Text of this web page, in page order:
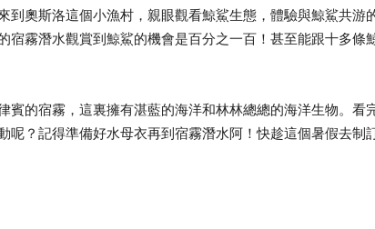
到奧斯洛這個小漁村，親眼觀看鯨鯊生態，體驗與鯨鯊共游
宿霧潛水觀賞到鯨鯊的機會是百分之一百！甚至能跟十多條
賓的宿霧，這裏擁有湛藍的海洋和林林總總的海洋生物。看
呢？記得準備好水母衣再到宿霧潛水阿！快趁這個暑假去制